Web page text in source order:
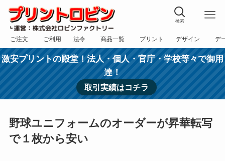
検索
ご注文
フォーム
ご利用
規約
法令
表記
商品一覧
カテゴリー
プリント
方法
デザイン
依頼
デ
入
激安プリントの殿堂！法人・個人・官庁・学校等々で御用
達！
取引実績はコチラ
野球ユニフォームのオーダーが昇華転写
で１枚から安い